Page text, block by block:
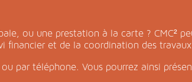
ou une prestation à la carte ? CMC²
financier et de la coordination des
par téléphone. Vous pourrez ainsi